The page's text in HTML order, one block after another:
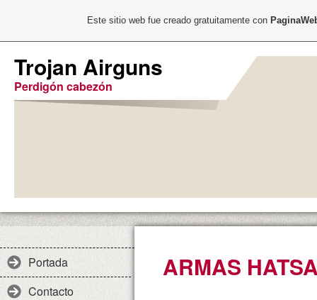
Trojan Airguns
Perdigón cabezón
Portada
Contacto
ARMAS
Este sitio web fue creado gratuitamente con